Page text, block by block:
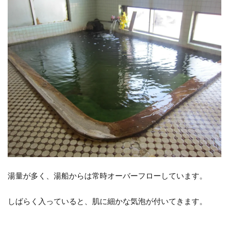
湯量が多く、湯船からは常時オーバーフローしています。
しばらく入っていると、肌に細かな気泡が付いてきます。